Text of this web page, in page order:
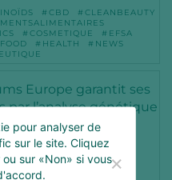
CBD
CLEANBEAUTY
COSMETIQUE
EFSA
FOOD HEALTH
NEWS
Europe garantit ses
par l’analyse génétique
BARCODING
pour analyser de
sur le site. Cliquez
sur «Non» si vous